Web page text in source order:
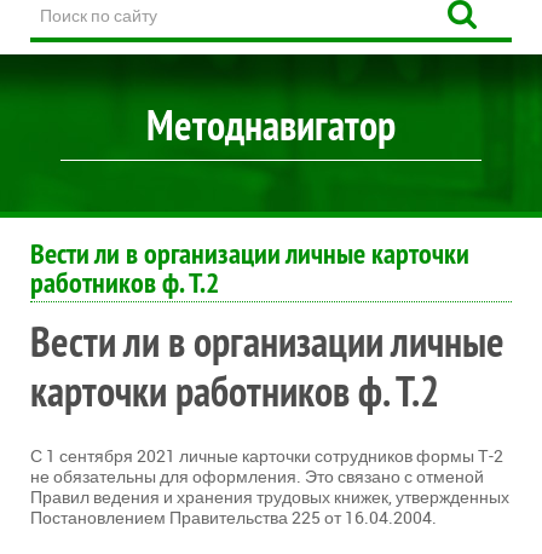
по
сайту
Методнавигатор
Вести ли в организации личные карточки
работников ф. Т.2
Вести ли в организации личные
карточки работников ф. Т.2
С 1 сентября 2021 личные карточки сотрудников формы Т-2
не обязательны для оформления. Это связано с отменой
Правил ведения и хранения трудовых книжек, утвержденных
Постановлением Правительства 225 от 16.04.2004.